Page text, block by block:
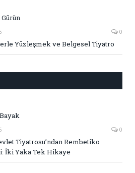
0
Yüzleşmek ve Belgesel Tiyatro
0
Tiyatrosu’ndan Rembetiko
İki Yaka Tek Hikaye